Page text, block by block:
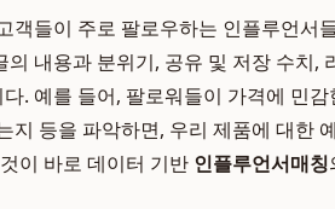
객들이 주로 팔로우하는 인플루언서
내용과 분위기, 공유 및 저장 수치,
. 예를 들어, 팔로워들이 가격에 민
지 등을 파악하면, 우리 제품에 대한
이 바로 데이터 기반 인플루언서매칭